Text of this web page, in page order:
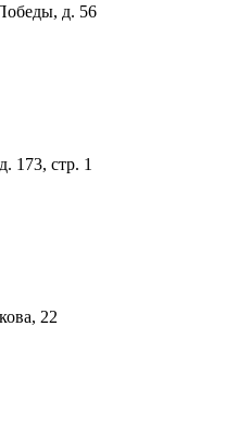
д. 56
173, стр. 1
22